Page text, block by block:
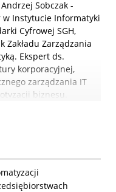
Sobczak -
w Instytucie Informatyki
Cyfrowej SGH,
Zakładu Zarządzania
Ekspert ds.
korporacyjnej,
zarządzania IT
biznesu.